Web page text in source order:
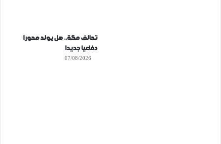
تحالف مكة.. هل يولد محورا
دفاعيا جديدا
07/08/2026